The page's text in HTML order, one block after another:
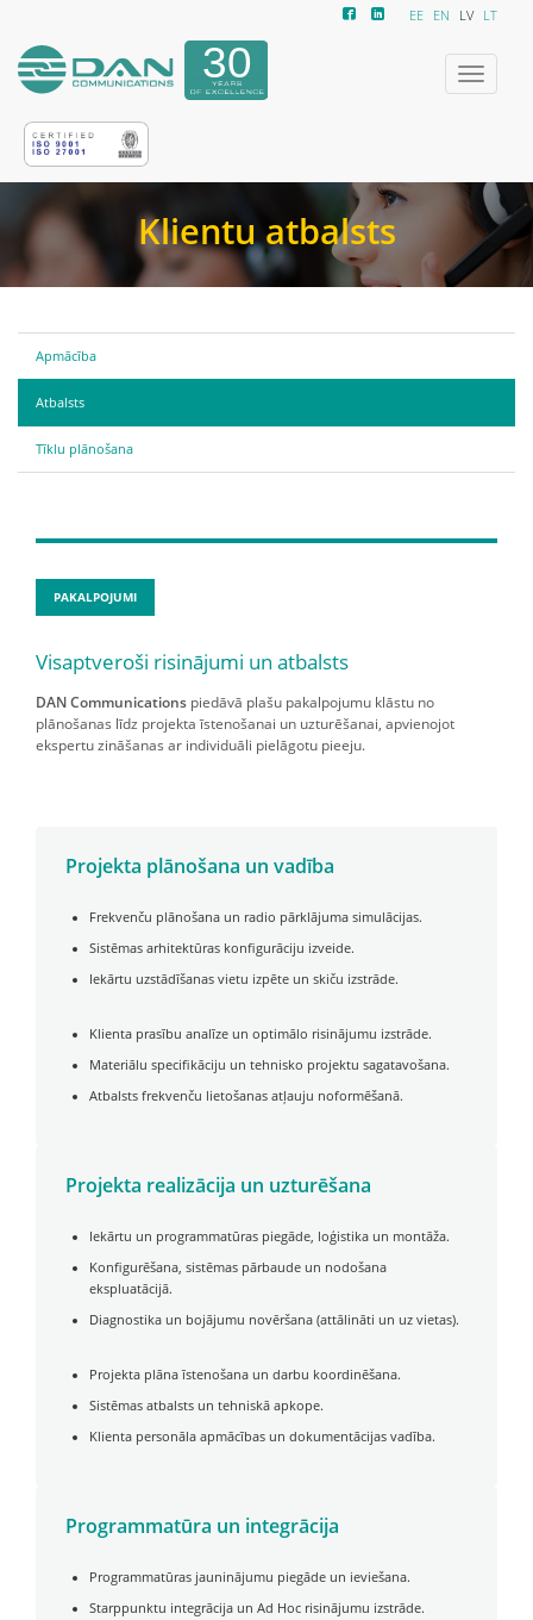
EE EN LV LT
Izvēlne
Klientu atbalsts
Apmācība
Atbalsts
Tīklu plānošana
PAKALPOJUMI
Visaptveroši risinājumi un atbalsts
DAN Communications piedāvā plašu pakalpojumu klāstu no
plānošanas līdz projekta īstenošanai un uzturēšanai, apvienojot
ekspertu zināšanas ar individuāli pielāgotu pieeju.
Projekta plānošana un vadība
Frekvenču plānošana un radio pārklājuma simulācijas.
Sistēmas arhitektūras konfigurāciju izveide.
Iekārtu uzstādīšanas vietu izpēte un skiču izstrāde.
Klienta prasību analīze un optimālo risinājumu izstrāde.
Materiālu specifikāciju un tehnisko projektu sagatavošana.
Atbalsts frekvenču lietošanas atļauju noformēšanā.
Projekta realizācija un uzturēšana
Iekārtu un programmatūras piegāde, loģistika un montāža.
Konfigurēšana, sistēmas pārbaude un nodošana
ekspluatācijā.
Diagnostika un bojājumu novēršana (attālināti un uz vietas).
Projekta plāna īstenošana un darbu koordinēšana.
Sistēmas atbalsts un tehniskā apkope.
Klienta personāla apmācības un dokumentācijas vadība.
Programmatūra un integrācija
Programmatūras jauninājumu piegāde un ieviešana.
Starppunktu integrācija un Ad Hoc risinājumu izstrāde.